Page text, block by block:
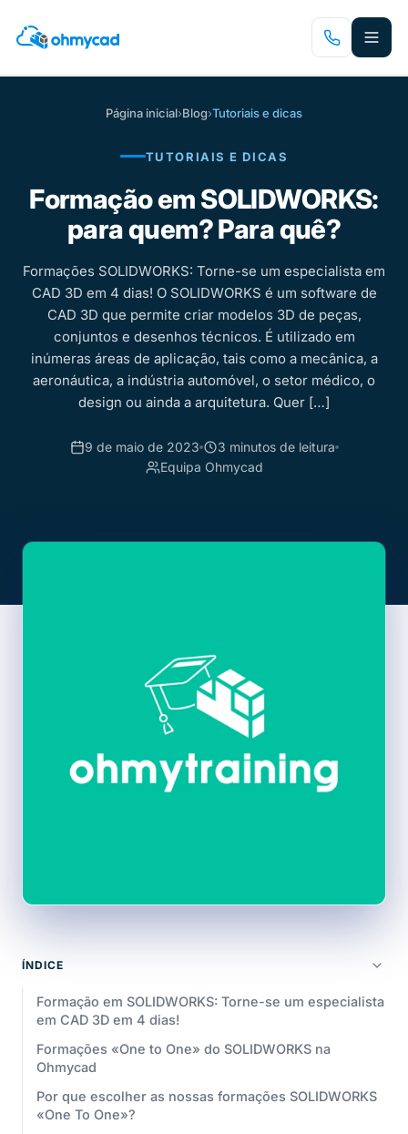
para
Página inicial›Blog›Tutoriais e dicas
TUTORIAIS E DICAS
Formação em SOLIDWORKS:
para quem? Para quê?
Formações SOLIDWORKS: Torne-se um especialista em
CAD 3D em 4 dias! O SOLIDWORKS é um software de
CAD 3D que permite criar modelos 3D de peças,
conjuntos e desenhos técnicos. É utilizado em
inúmeras áreas de aplicação, tais como a mecânica, a
aeronáutica, a indústria automóvel, o setor médico, o
design ou ainda a arquitetura. Quer […]
9 de maio de 2023
3 minutos de leitura
Equipa Ohmycad
ÍNDICE
Formação em SOLIDWORKS: Torne-se um especialista
em CAD 3D em 4 dias!
Formações «One to One» do SOLIDWORKS na
Ohmycad
Por que escolher as nossas formações SOLIDWORKS
«One To One»?